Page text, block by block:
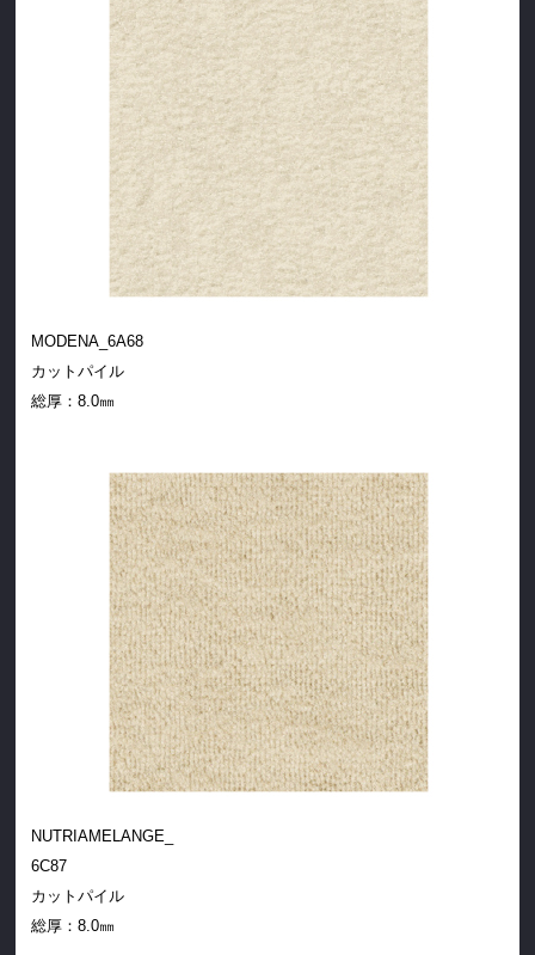
MODENA_6A68
カットパイル
総厚：8.0㎜
NUTRIAMELANGE_
6C87
カットパイル
総厚：8.0㎜